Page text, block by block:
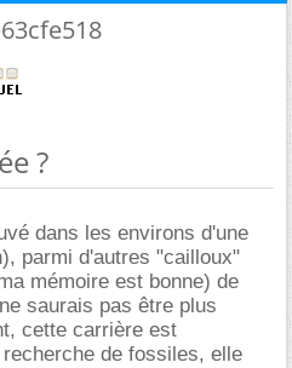
?
dans les environs d'une
parmi d'autres "cailloux"
mémoire est bonne) de
saurais pas être plus
cette carrière est
de fossiles, elle